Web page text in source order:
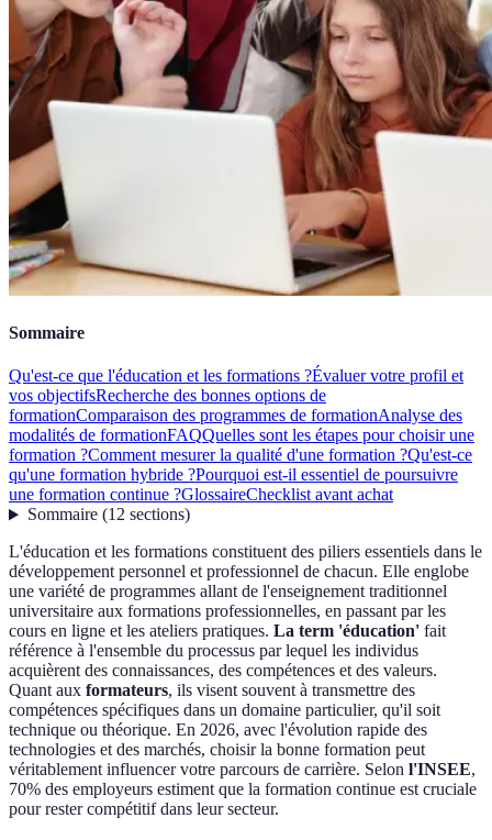
Sommaire
Qu'est-ce que l'éducation et les formations ?Évaluer votre profil et
vos objectifsRecherche des bonnes options de
formationComparaison des programmes de formationAnalyse des
modalités de formationFAQQuelles sont les étapes pour choisir une
formation ?Comment mesurer la qualité d'une formation ?Qu'est-ce
qu'une formation hybride ?Pourquoi est-il essentiel de poursuivre
une formation continue ?GlossaireChecklist avant achat
Sommaire(12 sections)
L'éducation et les formations constituent des piliers essentiels dans le
développement personnel et professionnel de chacun. Elle englobe
une variété de programmes allant de l'enseignement traditionnel
universitaire aux formations professionnelles, en passant par les
cours en ligne et les ateliers pratiques. La term 'éducation' fait
référence à l'ensemble du processus par lequel les individus
acquièrent des connaissances, des compétences et des valeurs.
Quant aux formateurs, ils visent souvent à transmettre des
compétences spécifiques dans un domaine particulier, qu'il soit
technique ou théorique. En 2026, avec l'évolution rapide des
technologies et des marchés, choisir la bonne formation peut
véritablement influencer votre parcours de carrière. Selon l'INSEE,
70% des employeurs estiment que la formation continue est cruciale
pour rester compétitif dans leur secteur.